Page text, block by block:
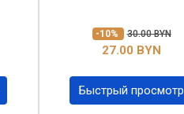
-10% 30.00 BYN
27.00 BYN
Быстрый просмотр